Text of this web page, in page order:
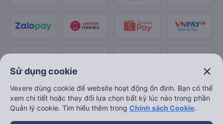
Sử dụng cookie close
Vexere dùng cookie để website hoạt động ổn định. Bạn có thể
xem chi tiết hoặc thay đổi lựa chọn bất kỳ lúc nào trong phần
Quản lý cookie. Tìm hiểu thêm trong Chính sách Cookie.